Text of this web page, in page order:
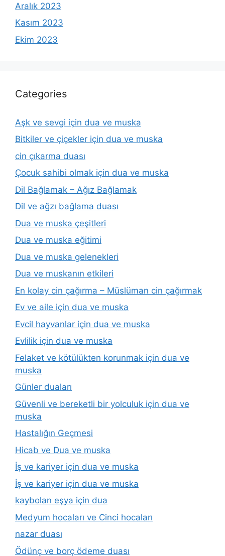
Aralık 2023
Kasım 2023
Ekim 2023
Categories
Aşk ve sevgi için dua ve muska
Bitkiler ve çiçekler için dua ve muska
cin çıkarma duası
Çocuk sahibi olmak için dua ve muska
Dil Bağlamak – Ağız Bağlamak
Dil ve ağzı bağlama duası
Dua ve muska çeşitleri
Dua ve muska eğitimi
Dua ve muska gelenekleri
Dua ve muskanın etkileri
En kolay cin çağırma – Müslüman cin çağırmak
Ev ve aile için dua ve muska
Evcil hayvanlar için dua ve muska
Evlilik için dua ve muska
Felaket ve kötülükten korunmak için dua ve
muska
Günler duaları
Güvenli ve bereketli bir yolculuk için dua ve
muska
Hastalığın Geçmesi
Hicab ve Dua ve muska
İş ve kariyer için dua ve muska
İş ve kariyer için dua ve muska
kaybolan eşya için dua
Medyum hocaları ve Cinci hocaları
nazar duası
Ödünç ve borç ödeme duası